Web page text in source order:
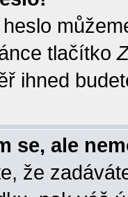
tlačítko
ihned
se, ale
že